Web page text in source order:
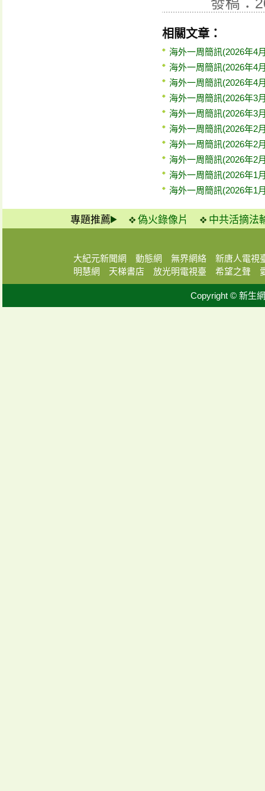
相關文章：
海外一周簡訊(2026年4
海外一周簡訊(2026年4
海外一周簡訊(2026年4
海外一周簡訊(2026年3
海外一周簡訊(2026年3
海外一周簡訊(2026年2
海外一周簡訊(2026年2
海外一周簡訊(2026年2
海外一周簡訊(2026年1
海外一周簡訊(2026年1
專題推薦 偽火錄像片 中共活摘法
大紀元新聞網 動態網 無界網絡
新唐人電視
明慧網
天梯書店 放光明電視臺 希望之聲
Copyright © 新生